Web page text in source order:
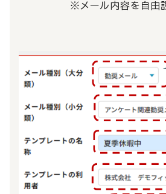
※メール内容を自由設